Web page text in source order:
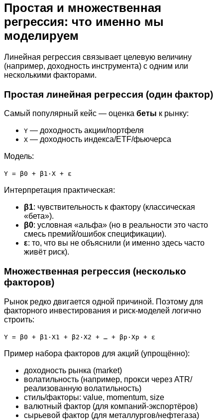
Простая и множественная
регрессия: что именно мы
моделируем
Линейная регрессия связывает целевую величину
(например, доходность инструмента) с одним или
несколькими факторами.
Простая линейная регрессия (один фактор)
Самый популярный кейс — оценка беты к рынку:
Y — доходность акции/портфеля
X — доходность индекса/ETF/фьючерса
Модель:
Y = β0 + β1·X + ε
Интерпретация практическая:
β1: чувствительность к фактору (классическая
«бета»).
β0: условная «альфа» (но в реальности это часто
смесь премий/ошибок спецификации).
ε: то, что вы не объяснили (и именно здесь часто
живёт риск).
Множественная регрессия (несколько
факторов)
Рынок редко двигается одной причиной. Поэтому для
факторного инвестирования и риск-моделей логично
строить:
Y = β0 + β1·X1 + β2·X2 + … + βp·Xp + ε
Пример набора факторов для акций (упрощённо):
доходность рынка (market)
волатильность (например, прокси через ATR/
реализованную волатильность)
стиль/факторы: value, momentum, size
валютный фактор (для компаний-экспортёров)
сырьевой фактор (для металлургов/нефтегаза)